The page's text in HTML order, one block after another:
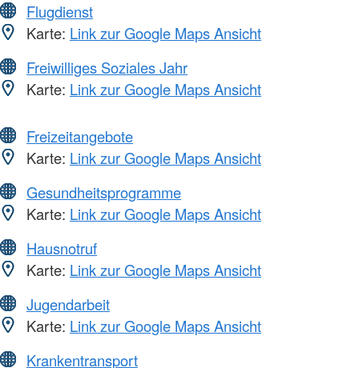
Flugdienst
Karte: Link zur Google Maps Ansicht
Freiwilliges Soziales Jahr
Karte: Link zur Google Maps Ansicht
Freizeitangebote
Karte: Link zur Google Maps Ansicht
Gesundheitsprogramme
Karte: Link zur Google Maps Ansicht
Hausnotruf
Karte: Link zur Google Maps Ansicht
Jugendarbeit
Karte: Link zur Google Maps Ansicht
Krankentransport